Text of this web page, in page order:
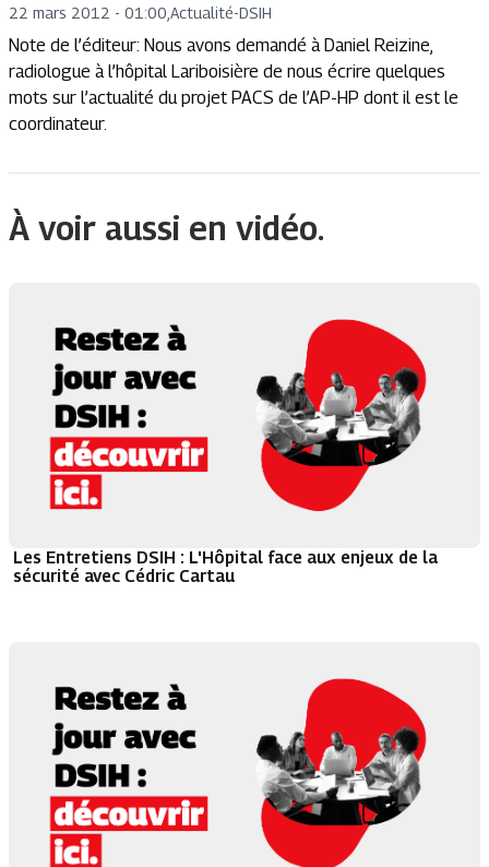
22 mars 2012 - 01:00 Actualité-DSIH
Note de l’éditeur: Nous avons demandé à Daniel Reizine,
radiologue à l’hôpital Lariboisière de nous écrire quelques
mots sur l’actualité du projet PACS de l’AP-HP dont il est le
coordinateur.
À voir aussi en vidéo.
Les Entretiens DSIH : L'Hôpital face aux enjeux de la
sécurité avec Cédric Cartau